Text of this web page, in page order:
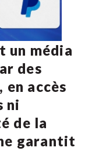
un média
des
en accès
ni
de la
garantit